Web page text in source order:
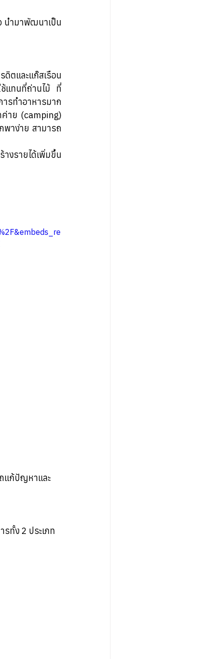
นำมาพัฒนาเป็น
ตและแก๊สเรือน
ช้แทนที่ถ่านไม้ ที่
ารทำอาหารมาก
ค่าย (camping)
พาง่าย สามารถ
งรายได้เพิ่มขึ้น
แก้ปัญหาและ
ทั้ง 2 ประเภท